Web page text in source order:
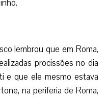
lembrou que em Roma,
procissões no dia
e que ele mesmo estava
na periferia de Roma,